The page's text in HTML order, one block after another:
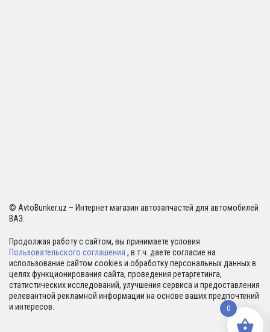
© AvtoBunker.uz – Интернет магазин автозапчастей для автомобилей
ВАЗ.
Продолжая работу с сайтом, вы принимаете условия
Пользовательского соглашения , в т.ч. даете согласие на
использование сайтом cookies и обработку персональных данных в
целях функционирования сайта, проведения ретаргетинга,
статистических исследований, улучшения сервиса и предоставления
релевантной рекламной информации на основе ваших предпочтений
и интересов.
0